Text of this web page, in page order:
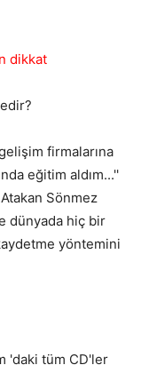
dikkat
firmalarına
eğitim aldım...''
Sönmez
dünyada hiç bir
yöntemini
'daki tüm CD'ler